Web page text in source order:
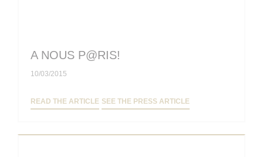
A NOUS P@RIS!
10/03/2015
READ THE ARTICLE ((OPENS IN A NEW WINDOW))
SEE THE PRESS ARTICLE